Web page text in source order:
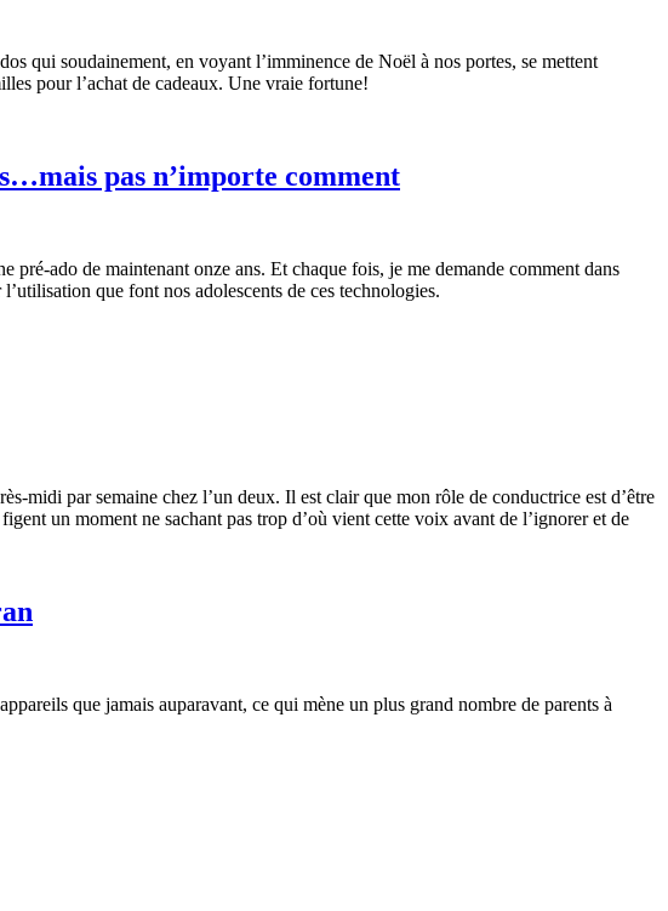
qui soudainement, en voyant l’imminence de Noël à nos portes, se mettent
pour l’achat de cadeaux. Une vraie fortune!
pas n’importe comment
pré-ado de maintenant onze ans. Et chaque fois, je me demande comment dans
que font nos adolescents de ces technologies.
midi par semaine chez l’un deux. Il est clair que mon rôle de conductrice est d’être
un moment ne sachant pas trop d’où vient cette voix avant de l’ignorer et de
que jamais auparavant, ce qui mène un plus grand nombre de parents à